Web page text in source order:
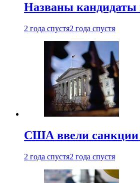
Названы кандидаты
2 года спустя2 года спустя
США ввели санкции
2 года спустя2 года спустя